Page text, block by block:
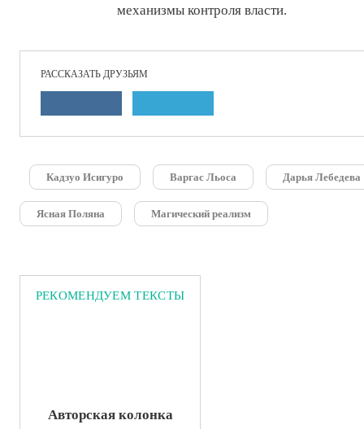
механизмы контроля власти.
РАССКАЗАТЬ ДРУЗЬЯМ
Кадзуо Исигуро Варгас Льоса Дарья Лебедева
Ясная Поляна Магический реализм
РЕКОМЕНДУЕМ ТЕКСТЫ
Авторская колонка